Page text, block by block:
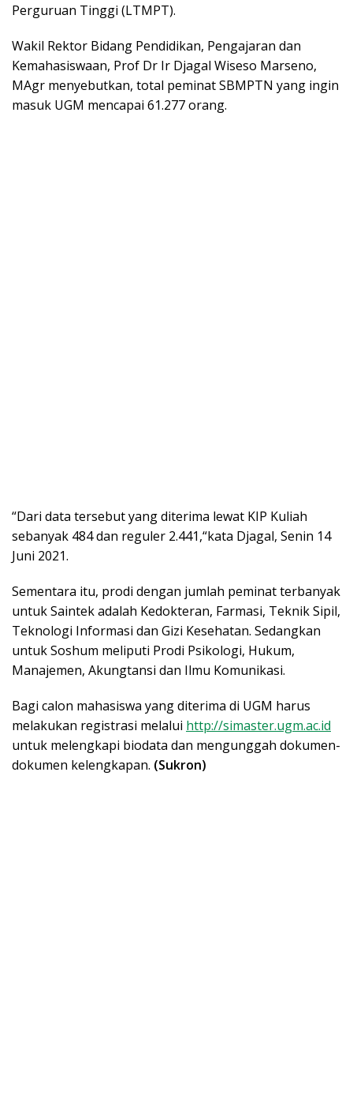
Perguruan Tinggi (LTMPT).
Wakil Rektor Bidang Pendidikan, Pengajaran dan
Kemahasiswaan, Prof Dr Ir Djagal Wiseso Marseno,
MAgr menyebutkan, total peminat SBMPTN yang ingin
masuk UGM mencapai 61.277 orang.
“Dari data tersebut yang diterima lewat KIP Kuliah
sebanyak 484 dan reguler 2.441,“kata Djagal, Senin 14
Juni 2021.
Sementara itu, prodi dengan jumlah peminat terbanyak
untuk Saintek adalah Kedokteran, Farmasi, Teknik Sipil,
Teknologi Informasi dan Gizi Kesehatan. Sedangkan
untuk Soshum meliputi Prodi Psikologi, Hukum,
Manajemen, Akungtansi dan Ilmu Komunikasi.
Bagi calon mahasiswa yang diterima di UGM harus
melakukan registrasi melalui http://simaster.ugm.ac.id
untuk melengkapi biodata dan mengunggah dokumen-
dokumen kelengkapan. (Sukron)